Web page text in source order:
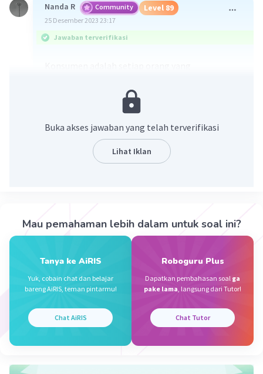
Nanda R Community Level 89
25 Desember 2023 23:17
Jawaban terverifikasi
Beri Rating
Iklan
Level 17
orang yang memakai barang/atau jasa
Buka akses jawaban yang telah terverifikasi
Lihat Iklan
Mau pemahaman lebih dalam untuk soal ini?
Tanya ke AiRIS
Yuk, cobain chat dan belajar
bareng AiRIS, teman pintarmu!
Chat AiRIS
Roboguru Plus
Dapatkan pembahasan soal ga
pake lama, langsung dari Tutor!
Chat Tutor